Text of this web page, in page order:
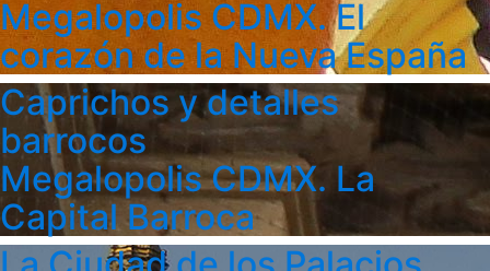
Megalopolis CDMX. El
corazón de la Nueva España
Caprichos y detalles
barrocos
Megalopolis CDMX. La
Capital Barroca